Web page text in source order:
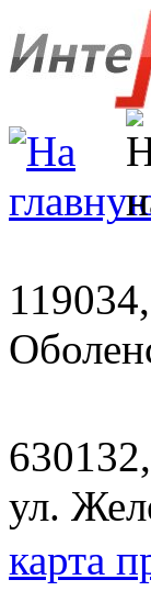
ул.
карта